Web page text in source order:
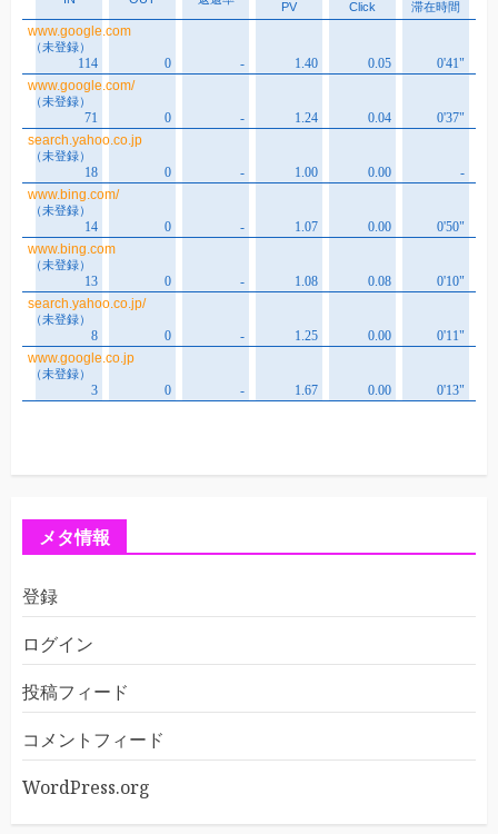
メタ情報
登録
ログイン
投稿フィード
コメントフィード
WordPress.org